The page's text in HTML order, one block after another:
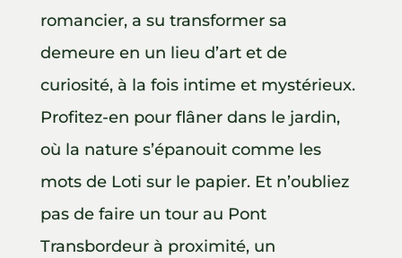
romancier, a su transformer sa
demeure en un lieu d’art et de
curiosité, à la fois intime et mystérieux.
Profitez-en pour flâner dans le jardin,
où la nature s’épanouit comme les
mots de Loti sur le papier. Et n’oubliez
pas de faire un tour au Pont
Transbordeur à proximité, un